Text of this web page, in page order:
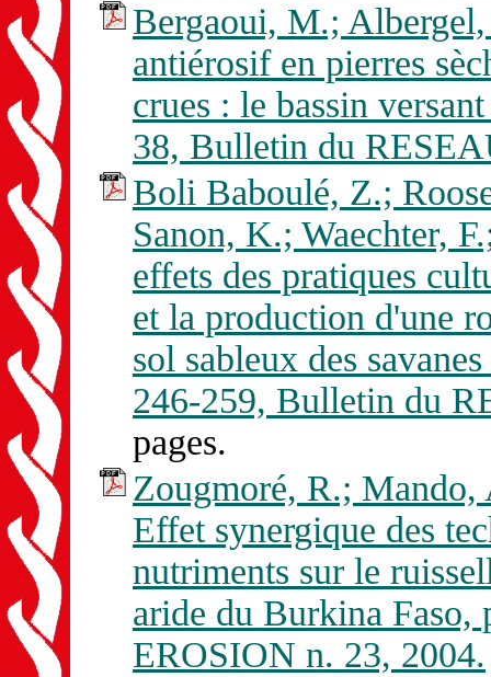
Bergaoui, M.;
antiérosif en pierres
crues : le bassin
38, Bulletin du
Boli Baboulé, Z.;
Sanon, K.; Waechter,
effets des pratiques
et la production d'une
sol sableux des
246-259, Bulletin du
pages.
Zougmoré, R.;
Effet synergique des
nutriments sur le
aride du Burkina
EROSION n. 23, 2004.